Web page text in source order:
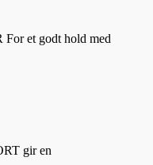
For et godt hold med
gir en